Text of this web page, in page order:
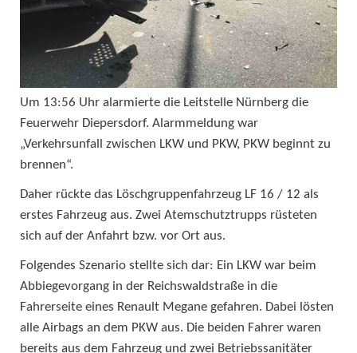
Um 13:56 Uhr alarmierte die Leitstelle Nürnberg die
Feuerwehr Diepersdorf. Alarmmeldung war
„Verkehrsunfall zwischen LKW und PKW, PKW beginnt zu
brennen“.
Daher rückte das Löschgruppenfahrzeug LF 16 / 12 als
erstes Fahrzeug aus. Zwei Atemschutztrupps rüsteten
sich auf der Anfahrt bzw. vor Ort aus.
Folgendes Szenario stellte sich dar: Ein LKW war beim
Abbiegevorgang in der Reichswaldstraße in die
Fahrerseite eines Renault Megane gefahren. Dabei lösten
alle Airbags an dem PKW aus. Die beiden Fahrer waren
bereits aus dem Fahrzeug und zwei Betriebssanitäter